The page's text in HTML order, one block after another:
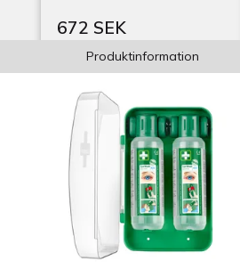
672 SEK
Produktinformation